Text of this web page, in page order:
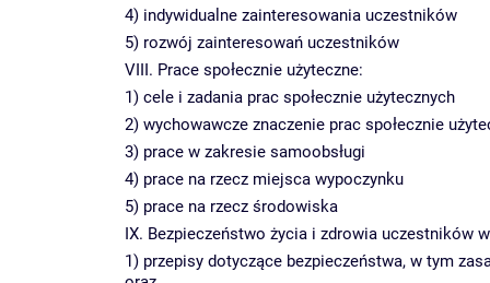
4) indywidualne zainteresowania uczestników
5) rozwój zainteresowań uczestników
VIII. Prace społecznie użyteczne:
1) cele i zadania prac społecznie użytecznych
2) wychowawcze znaczenie prac społecznie
3) prace w zakresie samoobsługi
4) prace na rzecz miejsca wypoczynku
5) prace na rzecz środowiska
IX. Bezpieczeństwo życia i zdrowia uczestników
1) przepisy dotyczące bezpieczeństwa, w tym